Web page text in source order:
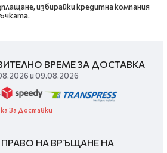
избирайки кредитна компания
ВРЕМЕ ЗА ДОСТАВКА
и 09.08.2026
За Доставки
ПРАВО НА ВРЪЩАНЕ НА